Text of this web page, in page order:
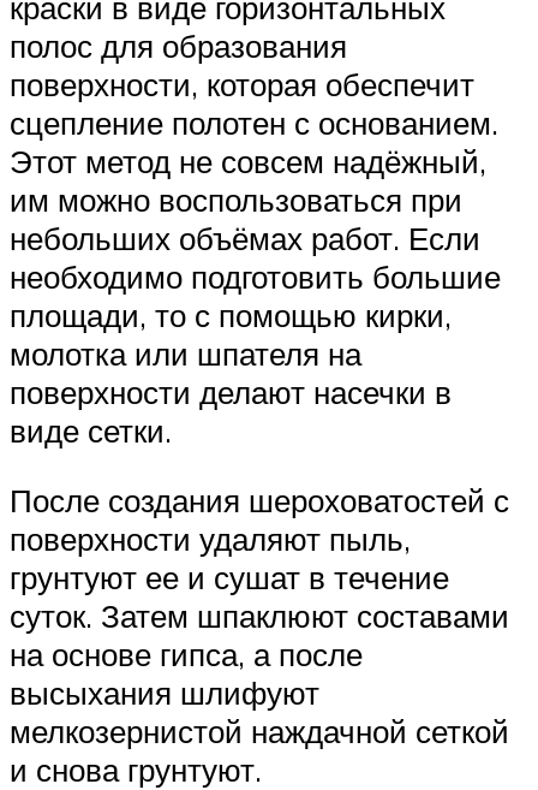
полос для образования
поверхности, которая обеспечит
сцепление полотен с основанием.
Этот метод не совсем надёжный,
им можно воспользоваться при
небольших объёмах работ. Если
необходимо подготовить большие
площади, то с помощью кирки,
молотка или шпателя на
поверхности делают насечки в
виде сетки.
После создания шероховатостей с
поверхности удаляют пыль,
грунтуют ее и сушат в течение
суток. Затем шпаклюют составами
на основе гипса, а после
высыхания шлифуют
мелкозернистой наждачной сеткой
и снова грунтуют.